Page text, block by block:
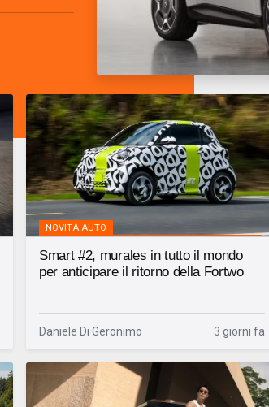
NOVITÀ AUTO
Smart #2, murales in tutto il mondo
per anticipare il ritorno della Fortwo
Daniele Di Geronimo 3 giorni fa